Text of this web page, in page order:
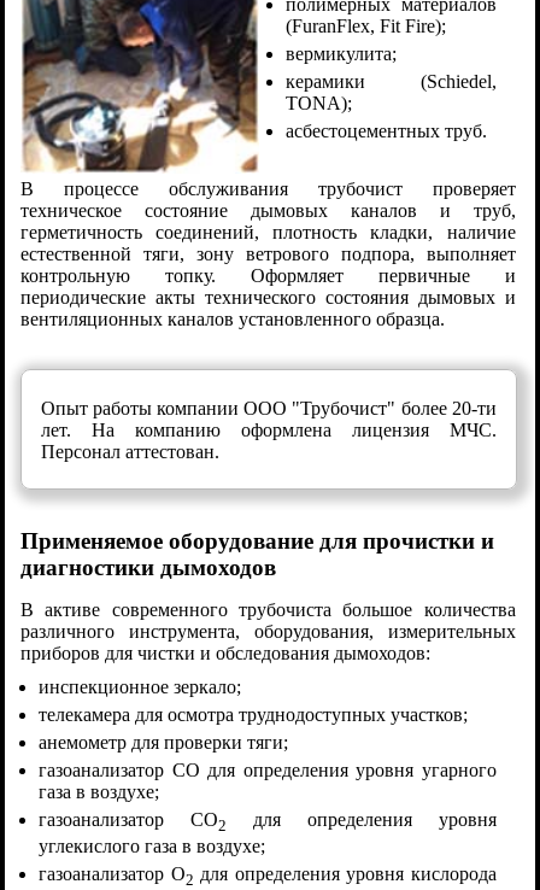
полимерных материалов
(FuranFlex, Fit Fire);
вермикулита;
керамики (Schiedel,
TONA);
асбестоцементных труб.
В процессе обслуживания трубочист проверяет
техническое состояние дымовых каналов и труб,
герметичность соединений, плотность кладки, наличие
естественной тяги, зону ветрового подпора, выполняет
контрольную топку. Оформляет первичные и
периодические акты технического состояния дымовых и
вентиляционных каналов установленного образца.
Опыт работы компании ООО "Трубочист" более 20-ти
лет. На компанию оформлена лицензия МЧС.
Персонал аттестован.
Применяемое оборудование для прочистки и
диагностики дымоходов
В активе современного трубочиста большое количества
различного инструмента, оборудования, измерительных
приборов для чистки и обследования дымоходов:
инспекционное зеркало;
телекамера для осмотра труднодоступных участков;
анемометр для проверки тяги;
газоанализатор СО для определения уровня угарного
газа в воздухе;
газоанализатор СО2
для определения уровня
углекислого газа в воздухе;
газоанализатор О2 для определения уровня кислорода